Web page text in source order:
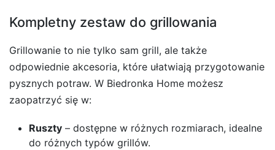
Kompletny zestaw do grillowania
Grillowanie to nie tylko sam grill, ale także
odpowiednie akcesoria, które ułatwiają przygotowanie
pysznych potraw. W Biedronka Home możesz
zaopatrzyć się w:
Ruszty – dostępne w różnych rozmiarach, idealne
do różnych typów grillów.